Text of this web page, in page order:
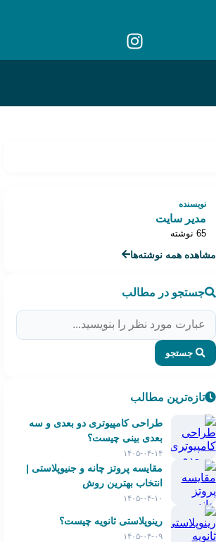
نویسنده
مدیر سایت
65 نوشته
مشاهده همه نوشته‌ها
جستجو در مطالب
جستجو
تازه‌ترین مطالب
طراحی کامپیوتری دو بعدی و سه
بعدی بینی چیست؟
۱۴۰۵-۰۴-۱۴
مقایسه پروتز چانه و جنیوپلاستی |
انتخاب بهترین روش
۱۴۰۵-۰۴-۱۰
رینوپلاستی ثانویه چیست؟
۱۴۰۵-۰۴-۰۹